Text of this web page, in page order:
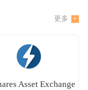
更多
Asset Exchange